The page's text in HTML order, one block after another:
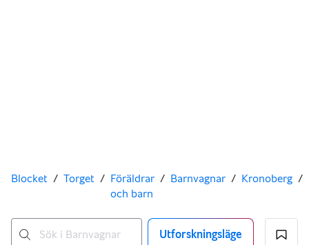
Du är här
Blocket / Torget / Föräldrar
och barn
/ Barnvagnar / Kronoberg /
Utforskningsläge